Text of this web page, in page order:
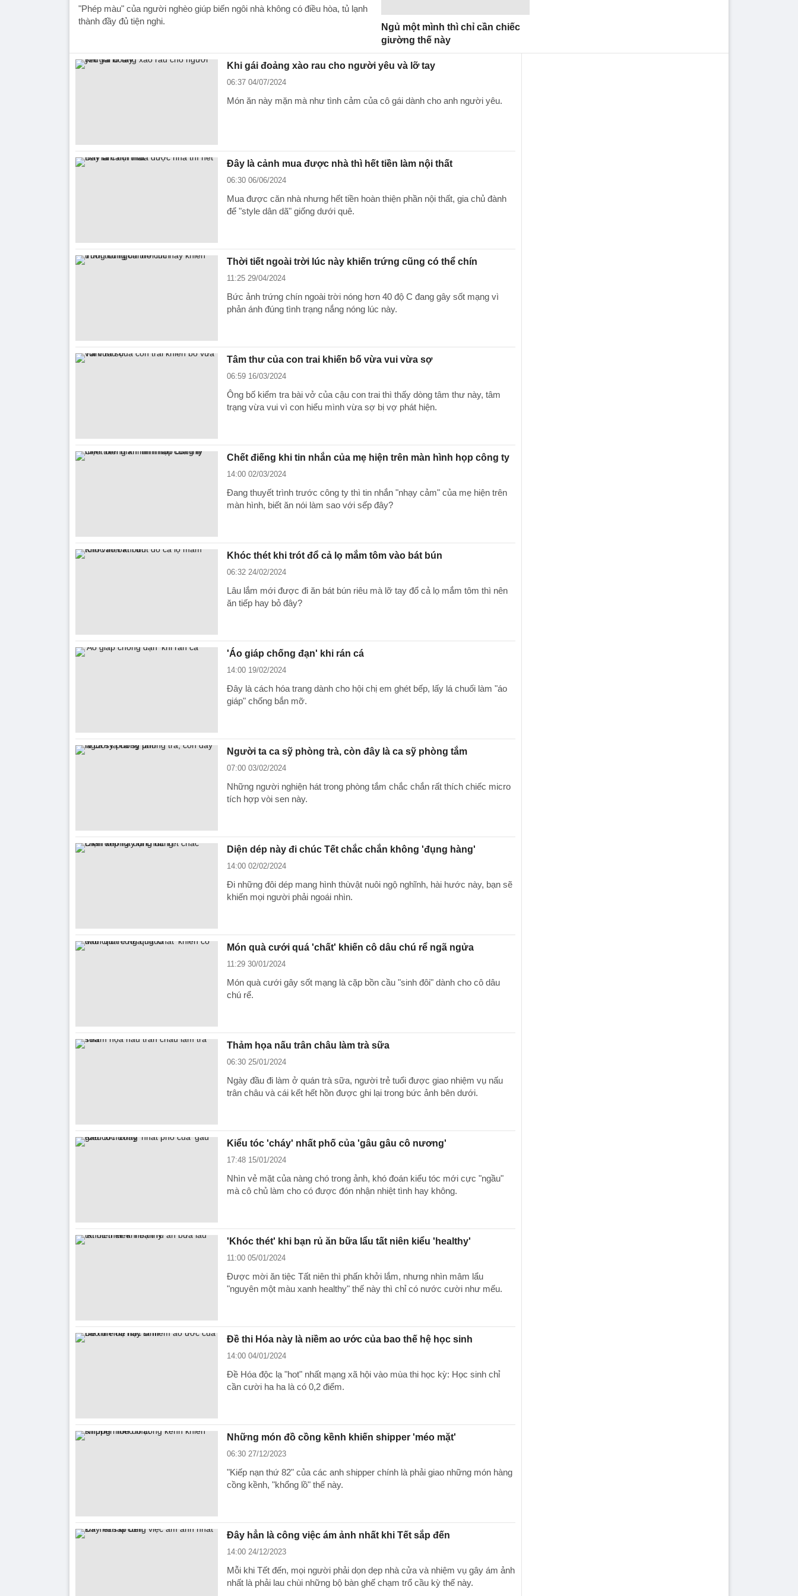
"Phép màu" của người nghèo giúp biến ngôi nhà không có điều hòa, tủ lạnh
thành đầy đủ tiện nghi.
Ngủ một mình thì chỉ cần chiếc
giường thế này
Khi gái đoảng xào rau cho người yêu và lỡ tay
06:37 04/07/2024
Món ăn này mặn mà như tình cảm của cô gái dành cho anh người yêu.
Đây là cảnh mua được nhà thì hết tiền làm nội thất
06:30 06/06/2024
Mua được căn nhà nhưng hết tiền hoàn thiện phần nội thất, gia chủ đành
để "style dân dã" giống dưới quê.
Thời tiết ngoài trời lúc này khiến trứng cũng có thể chín
11:25 29/04/2024
Bức ảnh trứng chín ngoài trời nóng hơn 40 độ C đang gây sốt mạng vì
phản ánh đúng tình trạng nắng nóng lúc này.
Tâm thư của con trai khiến bố vừa vui vừa sợ
06:59 16/03/2024
Ông bố kiểm tra bài vở của cậu con trai thì thấy dòng tâm thư này, tâm
trạng vừa vui vì con hiểu mình vừa sợ bị vợ phát hiện.
Chết điếng khi tin nhắn của mẹ hiện trên màn hình họp công ty
14:00 02/03/2024
Đang thuyết trình trước công ty thì tin nhắn "nhạy cảm" của mẹ hiện trên
màn hình, biết ăn nói làm sao với sếp đây?
Khóc thét khi trót đổ cả lọ mắm tôm vào bát bún
06:32 24/02/2024
Lâu lắm mới được đi ăn bát bún riêu mà lỡ tay đổ cả lọ mắm tôm thì nên
ăn tiếp hay bỏ đây?
'Áo giáp chống đạn' khi rán cá
14:00 19/02/2024
Đây là cách hóa trang dành cho hội chị em ghét bếp, lấy lá chuối làm "áo
giáp" chống bắn mỡ.
Người ta ca sỹ phòng trà, còn đây là ca sỹ phòng tắm
07:00 03/02/2024
Những người nghiện hát trong phòng tắm chắc chắn rất thích chiếc micro
tích hợp vòi sen này.
Diện dép này đi chúc Tết chắc chắn không 'đụng hàng'
14:00 02/02/2024
Đi những đôi dép mang hình thùvật nuôi ngộ nghĩnh, hài hước này, bạn sẽ
khiến mọi người phải ngoái nhìn.
Món quà cưới quá 'chất' khiến cô dâu chú rể ngã ngửa
11:29 30/01/2024
Món quà cưới gây sốt mạng là cặp bồn cầu "sinh đôi" dành cho cô dâu
chú rể.
Thảm họa nấu trân châu làm trà sữa
06:30 25/01/2024
Ngày đầu đi làm ở quán trà sữa, người trẻ tuổi được giao nhiệm vụ nấu
trân châu và cái kết hết hồn được ghi lại trong bức ảnh bên dưới.
Kiểu tóc 'cháy' nhất phố của 'gâu gâu cô nương'
17:48 15/01/2024
Nhìn vẻ mặt của nàng chó trong ảnh, khó đoán kiểu tóc mới cực "ngầu"
mà cô chủ làm cho có được đón nhận nhiệt tình hay không.
'Khóc thét' khi bạn rủ ăn bữa lẩu tất niên kiểu 'healthy'
11:00 05/01/2024
Được mời ăn tiệc Tất niên thì phấn khởi lắm, nhưng nhìn mâm lẩu
"nguyên một màu xanh healthy" thế này thì chỉ có nước cười như mếu.
Đề thi Hóa này là niềm ao ước của bao thế hệ học sinh
14:00 04/01/2024
Đề Hóa độc lạ "hot" nhất mạng xã hội vào mùa thi học kỳ: Học sinh chỉ
cần cười ha ha là có 0,2 điểm.
Những món đồ cồng kềnh khiến shipper 'méo mặt'
06:30 27/12/2023
"Kiếp nạn thứ 82" của các anh shipper chính là phải giao những món hàng
cồng kềnh, "khổng lồ" thế này.
Đây hẳn là công việc ám ảnh nhất khi Tết sắp đến
14:00 24/12/2023
Mỗi khi Tết đến, mọi người phải dọn dẹp nhà cửa và nhiệm vụ gây ám ảnh
nhất là phải lau chùi những bộ bàn ghế chạm trổ cầu kỳ thế này.